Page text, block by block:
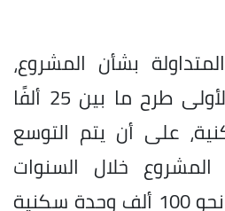
بشأن المشروع،
تستهدف المرحلة الأولى طرح ما بين 25 ألفًا
على أن يتم التوسع
خلال السنوات
المقبلة، وصولًا إلى نحو 100 ألف وحدة سكنية